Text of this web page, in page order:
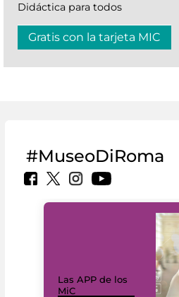
Didáctica para todos
Gratis con la tarjeta MIC
#MuseoDiRoma
Las APP de los
MiC